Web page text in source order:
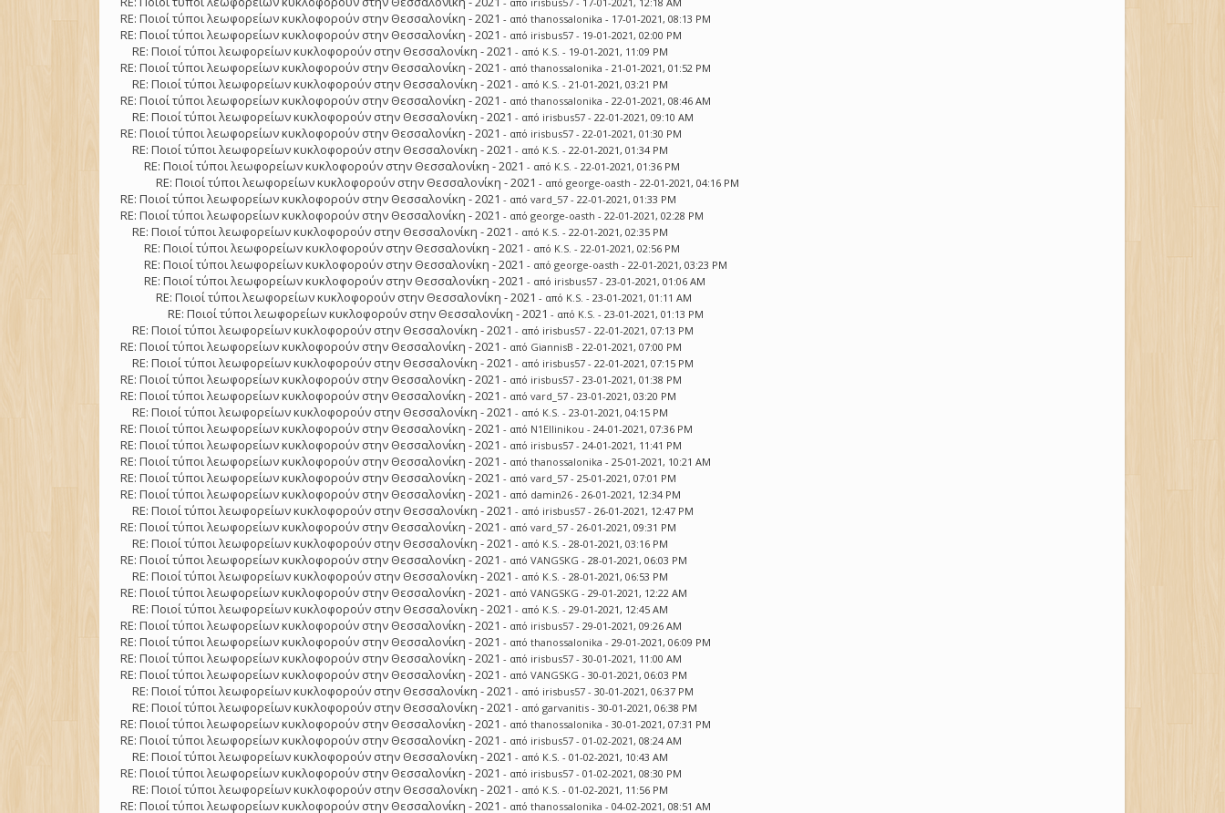
RE: Ποιοί τύποι λεωφορείων κυκλοφορούν στην Θεσσαλονίκη - 2021 - απόthanossalonika - 17-01-2021, 08:13 PM
RE: Ποιοί τύποι λεωφορείων κυκλοφορούν στην Θεσσαλονίκη - 2021 - από irisbus57 - 19-01-2021, 02:00 PM
RE: Ποιοί τύποι λεωφορείων κυκλοφορούν στην Θεσσαλονίκη - 2021 - από K.S. - 19-01-2021, 11:09 PM
RE: Ποιοί τύποι λεωφορείων κυκλοφορούν στην Θεσσαλονίκη - 2021 - απόthanossalonika - 21-01-2021, 01:52 PM
RE: Ποιοί τύποι λεωφορείων κυκλοφορούν στην Θεσσαλονίκη - 2021 - από K.S. - 21-01-2021, 03:21 PM
RE: Ποιοί τύποι λεωφορείων κυκλοφορούν στην Θεσσαλονίκη - 2021 - απόthanossalonika - 22-01-2021, 08:46 AM
RE: Ποιοί τύποι λεωφορείων κυκλοφορούν στην Θεσσαλονίκη - 2021 - από irisbus57 - 22-01-2021, 09:10 AM
RE: Ποιοί τύποι λεωφορείων κυκλοφορούν στην Θεσσαλονίκη - 2021 - από irisbus57 - 22-01-2021, 01:30 PM
RE: Ποιοί τύποι λεωφορείων κυκλοφορούν στην Θεσσαλονίκη - 2021 - από K.S. - 22-01-2021, 01:34 PM
RE: Ποιοί τύποι λεωφορείων κυκλοφορούν στην Θεσσαλονίκη - 2021 - από K.S. - 22-01-2021, 01:36 PM
RE: Ποιοί τύποι λεωφορείων κυκλοφορούν στην Θεσσαλονίκη - 2021 - απόgeorge-oasth - 22-01-2021, 04:16 PM
RE: Ποιοί τύποι λεωφορείων κυκλοφορούν στην Θεσσαλονίκη - 2021 - απόvard_57 - 22-01-2021, 01:33 PM
RE: Ποιοί τύποι λεωφορείων κυκλοφορούν στην Θεσσαλονίκη - 2021 - απόgeorge-oasth - 22-01-2021, 02:28 PM
RE: Ποιοί τύποι λεωφορείων κυκλοφορούν στην Θεσσαλονίκη - 2021 - από K.S. - 22-01-2021, 02:35 PM
RE: Ποιοί τύποι λεωφορείων κυκλοφορούν στην Θεσσαλονίκη - 2021 - από K.S. - 22-01-2021, 02:56 PM
RE: Ποιοί τύποι λεωφορείων κυκλοφορούν στην Θεσσαλονίκη - 2021 - απόgeorge-oasth - 22-01-2021, 03:23 PM
RE: Ποιοί τύποι λεωφορείων κυκλοφορούν στην Θεσσαλονίκη - 2021 - από irisbus57 - 23-01-2021, 01:06 AM
RE: Ποιοί τύποι λεωφορείων κυκλοφορούν στην Θεσσαλονίκη - 2021 - από K.S. - 23-01-2021, 01:11 AM
RE: Ποιοί τύποι λεωφορείων κυκλοφορούν στην Θεσσαλονίκη - 2021 - από K.S. - 23-01-2021, 01:13 PM
RE: Ποιοί τύποι λεωφορείων κυκλοφορούν στην Θεσσαλονίκη - 2021 - από irisbus57 - 22-01-2021, 07:13 PM
RE: Ποιοί τύποι λεωφορείων κυκλοφορούν στην Θεσσαλονίκη - 2021 - από GiannisB - 22-01-2021, 07:00 PM
RE: Ποιοί τύποι λεωφορείων κυκλοφορούν στην Θεσσαλονίκη - 2021 - από irisbus57 - 22-01-2021, 07:15 PM
RE: Ποιοί τύποι λεωφορείων κυκλοφορούν στην Θεσσαλονίκη - 2021 - από irisbus57 - 23-01-2021, 01:38 PM
RE: Ποιοί τύποι λεωφορείων κυκλοφορούν στην Θεσσαλονίκη - 2021 - απόvard_57 - 23-01-2021, 03:20 PM
RE: Ποιοί τύποι λεωφορείων κυκλοφορούν στην Θεσσαλονίκη - 2021 - από K.S. - 23-01-2021, 04:15 PM
RE: Ποιοί τύποι λεωφορείων κυκλοφορούν στην Θεσσαλονίκη - 2021 - από N1Ellinikou - 24-01-2021, 07:36 PM
RE: Ποιοί τύποι λεωφορείων κυκλοφορούν στην Θεσσαλονίκη - 2021 - από irisbus57 - 24-01-2021, 11:41 PM
RE: Ποιοί τύποι λεωφορείων κυκλοφορούν στην Θεσσαλονίκη - 2021 - απόthanossalonika - 25-01-2021, 10:21 AM
RE: Ποιοί τύποι λεωφορείων κυκλοφορούν στην Θεσσαλονίκη - 2021 - απόvard_57 - 25-01-2021, 07:01 PM
RE: Ποιοί τύποι λεωφορείων κυκλοφορούν στην Θεσσαλονίκη - 2021 - από damin26 - 26-01-2021, 12:34 PM
RE: Ποιοί τύποι λεωφορείων κυκλοφορούν στην Θεσσαλονίκη - 2021 - από irisbus57 - 26-01-2021, 12:47 PM
RE: Ποιοί τύποι λεωφορείων κυκλοφορούν στην Θεσσαλονίκη - 2021 - απόvard_57 - 26-01-2021, 09:31 PM
RE: Ποιοί τύποι λεωφορείων κυκλοφορούν στην Θεσσαλονίκη - 2021 - από K.S. - 28-01-2021, 03:16 PM
RE: Ποιοί τύποι λεωφορείων κυκλοφορούν στην Θεσσαλονίκη - 2021 - απόVANGSKG - 28-01-2021, 06:03 PM
RE: Ποιοί τύποι λεωφορείων κυκλοφορούν στην Θεσσαλονίκη - 2021 - από K.S. - 28-01-2021, 06:53 PM
RE: Ποιοί τύποι λεωφορείων κυκλοφορούν στην Θεσσαλονίκη - 2021 - απόVANGSKG - 29-01-2021, 12:22 AM
RE: Ποιοί τύποι λεωφορείων κυκλοφορούν στην Θεσσαλονίκη - 2021 - από K.S. - 29-01-2021, 12:45 AM
RE: Ποιοί τύποι λεωφορείων κυκλοφορούν στην Θεσσαλονίκη - 2021 - από irisbus57 - 29-01-2021, 09:26 AM
RE: Ποιοί τύποι λεωφορείων κυκλοφορούν στην Θεσσαλονίκη - 2021 - απόthanossalonika - 29-01-2021, 06:09 PM
RE: Ποιοί τύποι λεωφορείων κυκλοφορούν στην Θεσσαλονίκη - 2021 - από irisbus57 - 30-01-2021, 11:00 AM
RE: Ποιοί τύποι λεωφορείων κυκλοφορούν στην Θεσσαλονίκη - 2021 - απόVANGSKG - 30-01-2021, 06:03 PM
RE: Ποιοί τύποι λεωφορείων κυκλοφορούν στην Θεσσαλονίκη - 2021 - από irisbus57 - 30-01-2021, 06:37 PM
RE: Ποιοί τύποι λεωφορείων κυκλοφορούν στην Θεσσαλονίκη - 2021 - απόgarvanitis - 30-01-2021, 06:38 PM
RE: Ποιοί τύποι λεωφορείων κυκλοφορούν στην Θεσσαλονίκη - 2021 - απόthanossalonika - 30-01-2021, 07:31 PM
RE: Ποιοί τύποι λεωφορείων κυκλοφορούν στην Θεσσαλονίκη - 2021 - από irisbus57 - 01-02-2021, 08:24 AM
RE: Ποιοί τύποι λεωφορείων κυκλοφορούν στην Θεσσαλονίκη - 2021 - από K.S. - 01-02-2021, 10:43 AM
RE: Ποιοί τύποι λεωφορείων κυκλοφορούν στην Θεσσαλονίκη - 2021 - από irisbus57 - 01-02-2021, 08:30 PM
RE: Ποιοί τύποι λεωφορείων κυκλοφορούν στην Θεσσαλονίκη - 2021 - από K.S. - 01-02-2021, 11:56 PM
RE: Ποιοί τύποι λεωφορείων κυκλοφορούν στην Θεσσαλονίκη - 2021 - απόthanossalonika - 04-02-2021, 08:51 AM